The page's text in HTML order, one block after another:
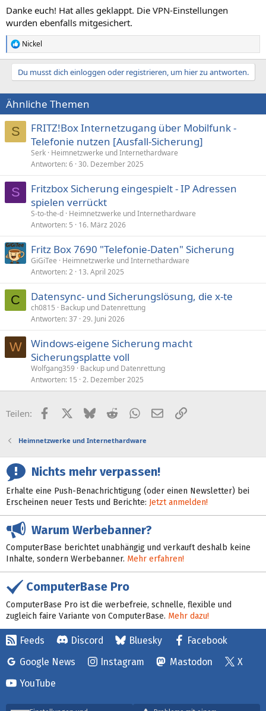
Danke euch! Hat alles geklappt. Die VPN-Einstellungen
wurden ebenfalls mitgesichert.
R
e
a
i
o
n
e
n
:
Nickel
Du musst dich einloggen oder registrieren, um hier zu antworten.
Ähnliche Themen
S
FRITZ!Box Internetzugang über Mobilfunk -
Telefonie nutzen [Ausfall-Sicherung]
Serk Heimnetzwerke und Internethardware
Antworten 6 30. Dezember 2025
S
Fritzbox Sicherung eingespielt - IP Adressen
spielen verrückt
S-to-the-d Heimnetzwerke und Internethardware
Antworten 5 16. März 2026
Fritz Box 7690 "Telefonie-Daten" Sicherung
GiGiTee
Heimnetzwerke und Internethardware
Antworten 2 13. April 2025
C Datensync- und Sicherungslösung, die x-te
ch0815
Backup und Datenrettung
Antworten 37 29. Juni 2026
W
Windows-eigene Sicherung macht
Sicherungsplatte voll
Wolfgang359
Backup und Datenrettung
Antworten 15 2. Dezember 2025
Teilen: FacebookX (Twitter)
BlueskyRedditWhatsApp
E-MailLink
Heimnetzwerke und Internethardware
Nichts mehr verpassen!
Erhalte eine Push-Benachrichtigung (oder einen Newsletter) bei
Erscheinen neuer Tests und Berichte: Jetzt anmelden!
Warum Werbebanner?
ComputerBase berichtet unabhängig und verkauft deshalb keine
Inhalte, sondern Werbebanner. Mehr erfahren!
ComputerBase Pro
ComputerBase Pro ist die werbefreie, schnelle, flexible und
zugleich faire Variante von ComputerBase. Mehr dazu!
Feeds Discord Bluesky
Facebook
Google News
Instagram Mastodon
X
YouTube